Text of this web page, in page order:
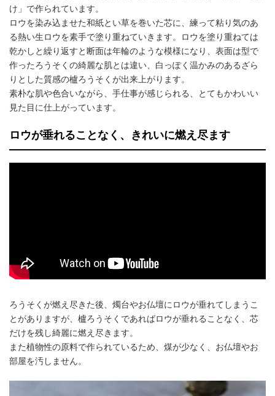
け」で作られています。
ロウを染み込ませた和紙とい草を巻いた芯に、練って粘り気のあ
る熱い生ロウを素手で塗り重ねていきます。ロウを塗り重ねては
乾かしと繰り返すと断面は年輪のような模様になり、表面は型で
作ったろうそくの綺麗な肌とは違い、白っぽく温かみのあるざら
りとした質感の櫨ろうそくが出来上がります。
素朴な肌や色合いながら、手仕事が感じられる、とてもかわいい
見た目に仕上がっています。
ロウが垂れることなく、きれいに燃え尽ます
ろうそくが燃え尽きた後、燭台やお仏壇にロウが垂れてしまうこ
とがありますが、櫨ろうそくであればロウが垂れることなく、芯
だけを残し綺麗に燃え尽きます。
また植物性の原料で作られているため、煤が少なく、お仏壇やお
部屋を汚しません。